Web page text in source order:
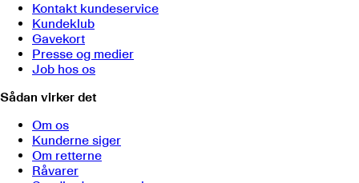
Kontakt kundeservice
Kundeklub
Gavekort
Presse og medier
Job hos os
Sådan virker det
Om os
Kunderne siger
Om retterne
Råvarer